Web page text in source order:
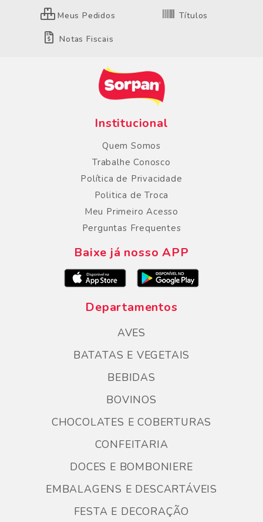
Meus Pedidos Títulos
Notas Fiscais
Institucional
Quem Somos
Trabalhe Conosco
Política de Privacidade
Politica de Troca
Meu Primeiro Acesso
Perguntas Frequentes
Baixe já nosso APP
Departamentos
AVES
BATATAS E VEGETAIS
BEBIDAS
BOVINOS
CHOCOLATES E COBERTURAS
CONFEITARIA
DOCES E BOMBONIERE
EMBALAGENS E DESCARTÁVEIS
FESTA E DECORAÇÃO